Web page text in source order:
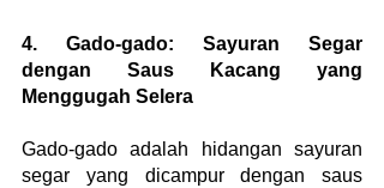
4. Gado-gado: Sayuran Segar
dengan Saus Kacang yang
Menggugah Selera
Gado-gado adalah hidangan sayuran
segar yang dicampur dengan saus